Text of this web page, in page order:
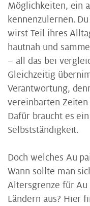
Möglichkeiten, ein
kennenzulernen.
wirst Teil ihres
hautnah und
– all das bei
Gleichzeitig
Verantwortung,
vereinbarten
Dafür braucht es
Selbstständigkeit.
Doch welches Au
Wann sollte man
Altersgrenze für
Ländern aus? Hier